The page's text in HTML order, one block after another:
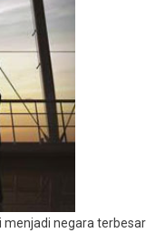
menjadi negara terbesar